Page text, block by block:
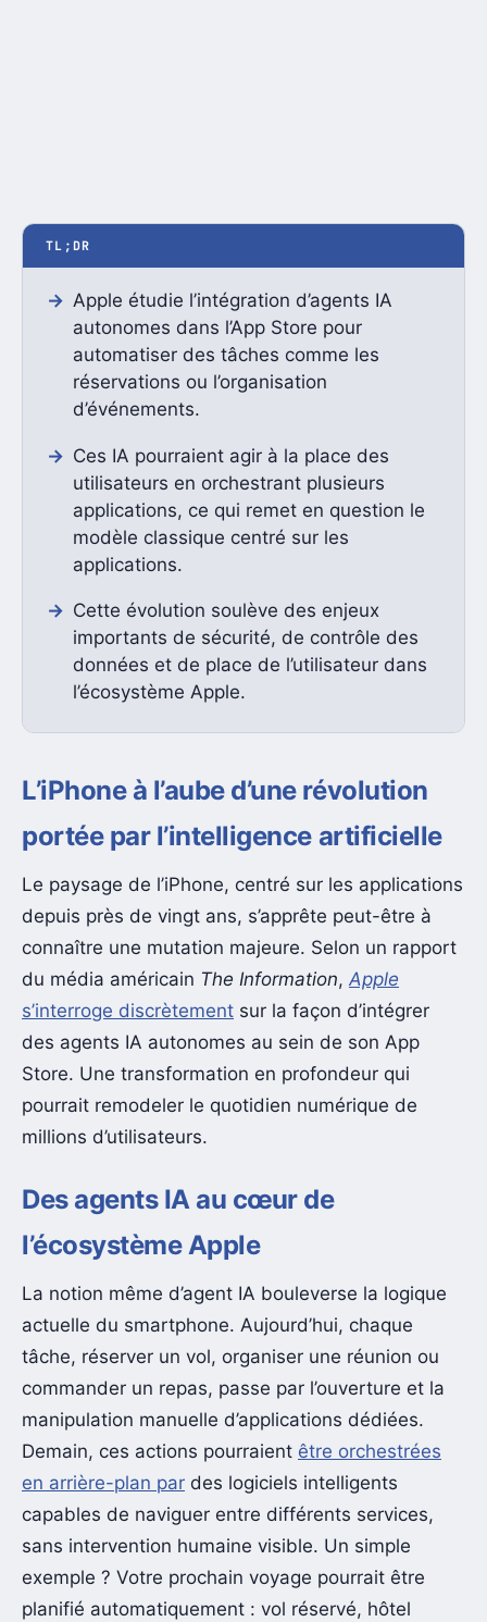
TL;DR
Apple étudie l’intégration d’agents IA
autonomes dans l’App Store pour
automatiser des tâches comme les
réservations ou l’organisation
d’événements.
Ces IA pourraient agir à la place des
utilisateurs en orchestrant plusieurs
applications, ce qui remet en question le
modèle classique centré sur les
applications.
Cette évolution soulève des enjeux
importants de sécurité, de contrôle des
données et de place de l’utilisateur dans
l’écosystème Apple.
L’iPhone à l’aube d’une révolution
portée par l’intelligence artificielle
Le paysage de l’iPhone, centré sur les applications
depuis près de vingt ans, s’apprête peut-être à
connaître une mutation majeure. Selon un rapport
du média américain The Information, Apple
s’interroge discrètement sur la façon d’intégrer
des agents IA autonomes au sein de son App
Store. Une transformation en profondeur qui
pourrait remodeler le quotidien numérique de
millions d’utilisateurs.
Des agents IA au cœur de
l’écosystème Apple
La notion même d’agent IA bouleverse la logique
actuelle du smartphone. Aujourd’hui, chaque
tâche, réserver un vol, organiser une réunion ou
commander un repas, passe par l’ouverture et la
manipulation manuelle d’applications dédiées.
Demain, ces actions pourraient être orchestrées
en arrière-plan par des logiciels intelligents
capables de naviguer entre différents services,
sans intervention humaine visible. Un simple
exemple ? Votre prochain voyage pourrait être
planifié automatiquement : vol réservé, hôtel